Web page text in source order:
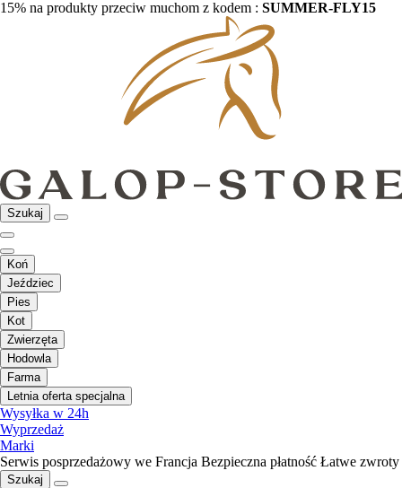
15% na produkty przeciw muchom z kodem : SUMMER-FLY15
Szukaj
Koń
Jeździec
Pies
Kot
Zwierzęta
Hodowla
Farma
Letnia oferta specjalna
Wysyłka w 24h
Wyprzedaż
Marki
Serwis posprzedażowy we Francja Bezpieczna płatność Łatwe zwroty
Szukaj